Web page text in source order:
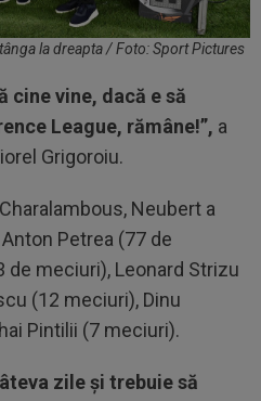
la dreapta / Foto: Sport Pictures
cine vine, dacă e să
League, rămâne!”, a
Grigoroiu.
Neubert a
Petrea (77 de
de meciuri), Leonard Strizu
(12 meciuri), Dinu
Pintilii (7 meciuri).
zile și trebuie să